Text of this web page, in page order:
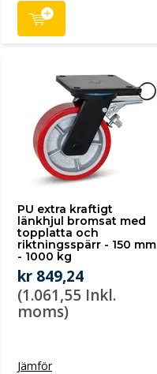
PU extra kraftigt
länkhjul bromsat med
topplatta och
riktningsspärr - 150 mm
- 1000 kg
kr 849,24
(1.061,55 Inkl.
moms)
Jämför